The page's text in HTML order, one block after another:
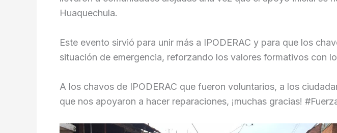
Huaquechula.
Este evento sirvió para unir más a IPODERAC y para que los
situación de emergencia, reforzando los valores formativos con
A los chavos de IPODERAC que fueron voluntarios, a los
que nos apoyaron a hacer reparaciones, ¡muchas gracias!